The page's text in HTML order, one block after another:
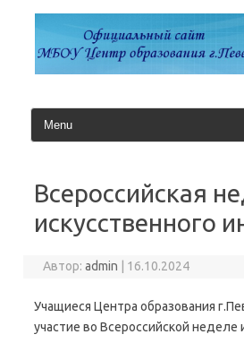
содержимому
Всероссийская
искусственного
Автор:admin 16.10.2024
Учащиеся Центра образования
участие во Всероссийской неделе